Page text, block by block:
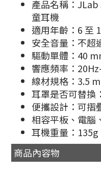
產品名稱：
童耳機
適用年齡：6 至
安全音量：不超
驅動單體：40
響應頻率：
線材規格：3.5
耳罩是否可替換
便攜設計：可摺
相容平板、電腦
耳機重量：135g
商品內容物